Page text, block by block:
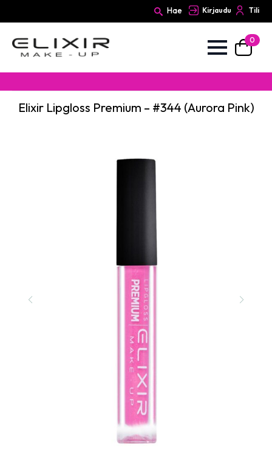
Hae Kirjaudu Tili
0
Elixir Lipgloss Premium – #344 (Aurora Pink)